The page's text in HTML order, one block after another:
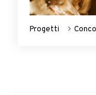
Progetti